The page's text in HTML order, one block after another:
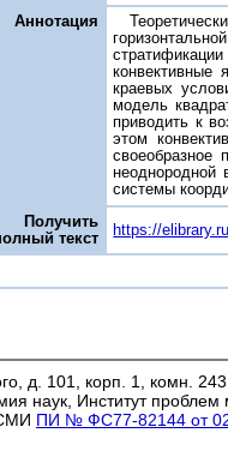
Аннотация
конвективные
краевых
модель
приводить к
этом
своеобразное
неоднородной
системы
Получить
текст
https://
д. 101, корп. 1, комн. 243
наук, Институт
ПИ № ФС77-82144 от 02